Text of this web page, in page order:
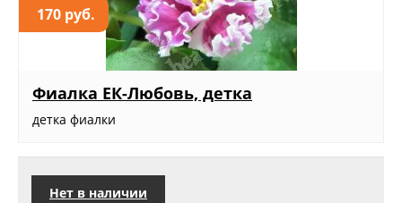
170 руб.
Фиалка ЕК-Любовь, детка
детка фиалки
Нет в наличии